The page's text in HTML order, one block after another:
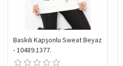
Baskılı Kapşonlu Sweat Beyaz
- 10489.1377.